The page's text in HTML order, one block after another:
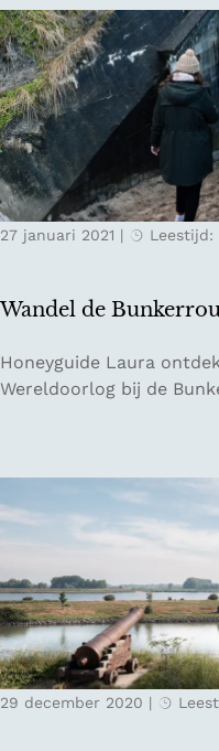
e
n
v
a
n
h
e
t
s
l
v
r
n
e
r
d
e
n
r
l
a
n
d
s
m
o
o
t
k
a
e
l
i
n
d
e
w
i
Wandel de
27 januari 2021 |
W
a
d
u
n
k
e
r
Honeyguide Laura
Wereldoorlog bij de
29 december 2020 |